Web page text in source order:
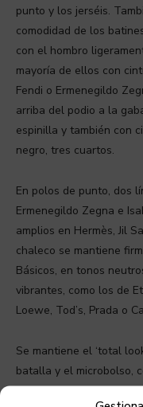
punto y los jerséis.
comodidad de los
con el hombro
mayoría de ellos con
Fendi o Ermenegildo
arriba del podio a la
espinilla y también con
negro, tres cuartos.
En polos de punto, dos
Ermenegildo Zegna e
amplios en Hermès, Jil
chaleco se mantiene
Básicos, en tonos
vibrantes, como los de
Loewe, Tod’s, Prada o
Se mantiene el ‘total
batalla y el microbolso,
Issey Miyake como